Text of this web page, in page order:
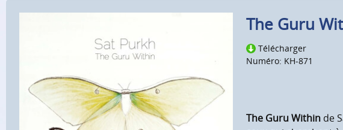
The Guru
Télécharger
Numéro: KH-871
The Guru Withinde